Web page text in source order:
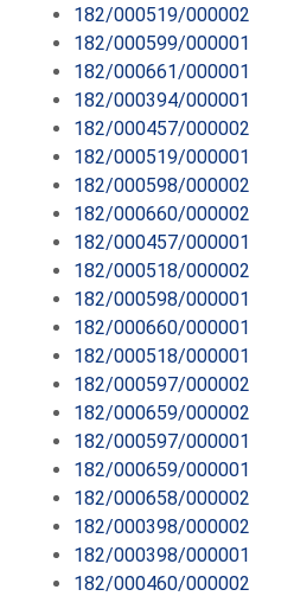
182/000519/000002
182/000599/000001
182/000661/000001
182/000394/000001
182/000457/000002
182/000519/000001
182/000598/000002
182/000660/000002
182/000457/000001
182/000518/000002
182/000598/000001
182/000660/000001
182/000518/000001
182/000597/000002
182/000659/000002
182/000597/000001
182/000659/000001
182/000658/000002
182/000398/000002
182/000398/000001
182/000460/000002